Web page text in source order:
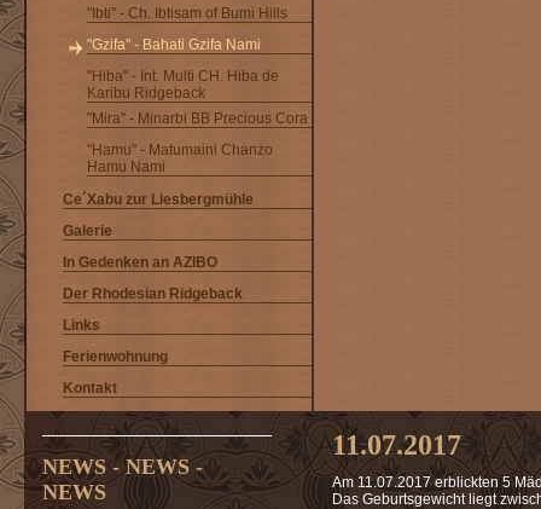
"Ibti" - Ch. Ibtisam of Bumi Hills
"Gzifa" - Bahati Gzifa Nami
"Hiba" - Int. Multi CH. Hiba de
Karibu Ridgeback
"Mira" - Minarbi BB Precious Cora
"Hamu" - Matumaini Chanzo
Hamu Nami
Ce´Xabu zur Liesbergmühle
Galerie
In Gedenken an AZIBO
Der Rhodesian Ridgeback
Links
Ferienwohnung
Kontakt
11.07.2017
Am 11.07.2017 erblickten 5
Das Geburtsgewicht liegt
NEWS - NEWS -
NEWS